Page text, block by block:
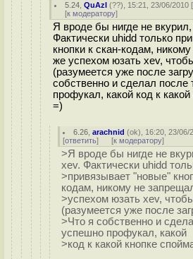
5.24 ,QuAzI (??), 15:21, 23/06/2010 [
[к модератору]
Я вроде бы нигде не
Фактически uhidd только
кнопки к скан-кодам,
же успехом юзать xev,
(разумеется уже после
собственно и сделал после
профукал, какой код к
=)
6.26 ,arachnid (ok), 16:20, 23/06/
[ответить] [к модератору]
>Я вроде бы нигде не
xev. Фактически uhidd
>привязывает "новые"
кодам, никому не
>успехом юзать xev,
(разумеется уже после
>Что я собственно и
успешно профукал, какой
>код к какой кнопке